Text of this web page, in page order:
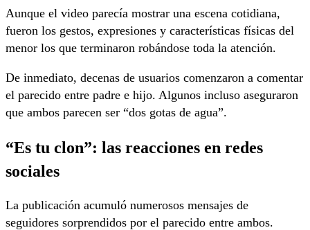
Aunque el video parecía mostrar una escena cotidiana,
fueron los gestos, expresiones y características físicas del
menor los que terminaron robándose toda la atención.
De inmediato, decenas de usuarios comenzaron a comentar
el parecido entre padre e hijo. Algunos incluso aseguraron
que ambos parecen ser “dos gotas de agua”.
“Es tu clon”: las reacciones en redes
sociales
La publicación acumuló numerosos mensajes de
seguidores sorprendidos por el parecido entre ambos.